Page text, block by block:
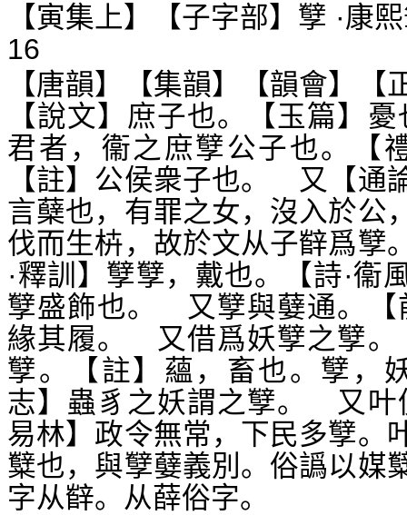
【寅集上】【子字部】孼 ·康
16
【唐韻】【集韻】【韻會】【
【說文】庶子也。【玉篇】
君者，衞之庶孼公子也。【
【註】公侯衆子也。 又【通
言蘖也，有罪之女，沒入於公
伐而生枿，故於文从子辥爲
·釋訓】孼孼，戴也。【詩·衞
孼盛飾也。 又孼與㜸通。【
緣其履。 又借爲妖孼之孼。
孼。【註】蘊，畜也。孼，
志】蟲豸之妖謂之孼。 又叶
易林】政令無常，下民多孼
糱也，與孼㜸義別。俗譌以媒
字从辥。从薛俗字。